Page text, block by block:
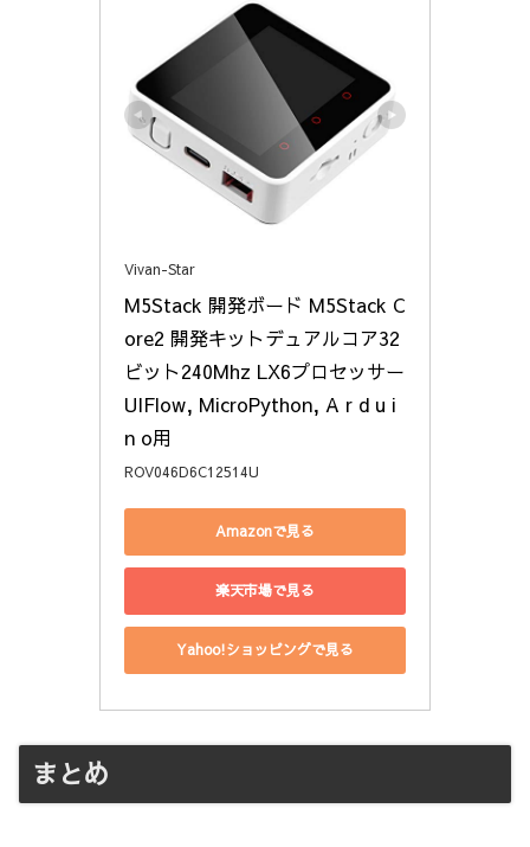
Vivan-Star
M5Stack 開発ボード M5Stack C
ore2 開発キットデュアルコア32
ビット240Mhz LX6プロセッサー
UIFlow, MicroPython, A r d u i
n o用
ROV046D6C12514U
Amazonで見る
楽天市場で見る
Yahoo!ショッピングで見る
まとめ